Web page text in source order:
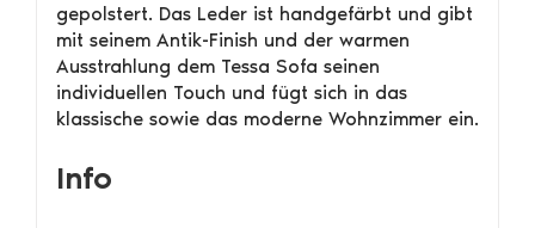
gepolstert. Das Leder ist handgefärbt und gibt
mit seinem Antik-Finish und der warmen
Ausstrahlung dem Tessa Sofa seinen
individuellen Touch und fügt sich in das
klassische sowie das moderne Wohnzimmer ein.
Info